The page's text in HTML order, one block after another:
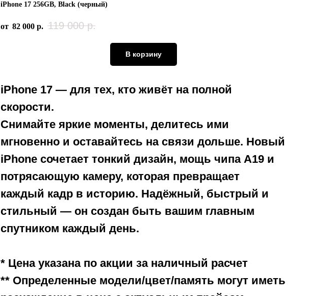
iPhone 17 256GB, Black (черный)
82 000 р. 119 000 р.
В корзину
iPhone 17 — для тех, кто живёт на полной
скорости.
Снимайте яркие моменты, делитесь ими
мгновенно и оставайтесь на связи дольше. Новый
iPhone сочетает тонкий дизайн, мощь чипа A19 и
потрясающую камеру, которая превращает
каждый кадр в историю. Надёжный, быстрый и
стильный — он создан быть вашим главным
спутником каждый день.
* Цена указана по акции за наличный расчет
** Определенные модели/цвет/память могут иметь